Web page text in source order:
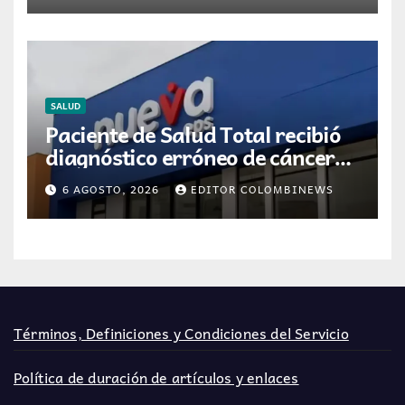
SALUD
Paciente de Salud Total recibió
diagnóstico erróneo de cáncer
por resultados de otra persona
6 AGOSTO, 2026 EDITOR COLOMBINEWS
Términos, Definiciones y Condiciones del Servicio
Política de duración de artículos y enlaces